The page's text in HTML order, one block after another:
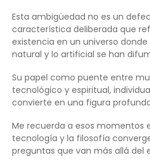
Esta ambigüedad no es un
característica deliberada que
existencia en un universo
natural y lo artificial se han
Su papel como puente entre
tecnológico y espiritual,
convierte en una figura
Me recuerda a esos momentos
tecnología y la filosofía
preguntas que van más allá del